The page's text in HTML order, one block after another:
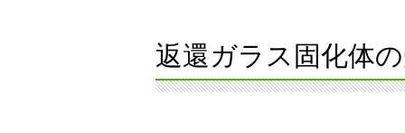
返還ガラス固化体